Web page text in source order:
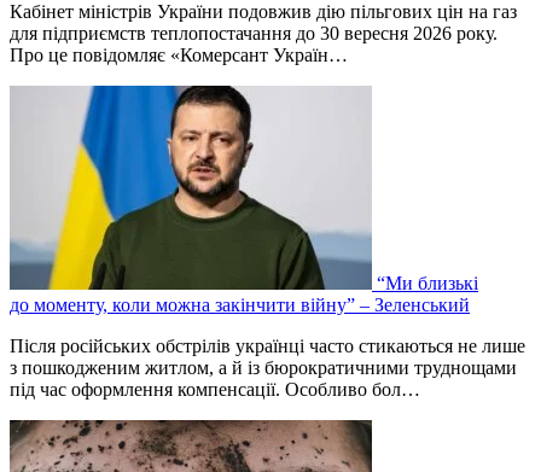
Кабінет міністрів України подовжив дію пільгових цін на газ
для підприємств теплопостачання до 30 вересня 2026 року.
Про це повідомляє «Комерсант Україн…
“Ми близькі
до моменту, коли можна закінчити війну” – Зеленський
Після російських обстрілів українці часто стикаються не лише
з пошкодженим житлом, а й із бюрократичними труднощами
під час оформлення компенсації. Особливо бол…